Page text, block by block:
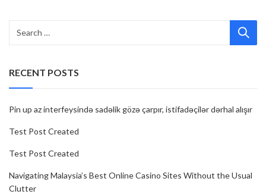
RECENT POSTS
Pin up az interfeysində sadəlik gözə çarpır, istifadəçilər dərhal alışır
Test Post Created
Test Post Created
Navigating Malaysia’s Best Online Casino Sites Without the Usual
Clutter